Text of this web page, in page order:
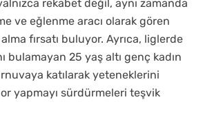
rekabet değil, aynı zamanda
ve eğlenme aracı olarak gören
fırsatı buluyor. Ayrıca, liglerde
bulamayan 25 yaş altı genç kadın
katılarak yeteneklerini
yapmayı sürdürmeleri teşvik